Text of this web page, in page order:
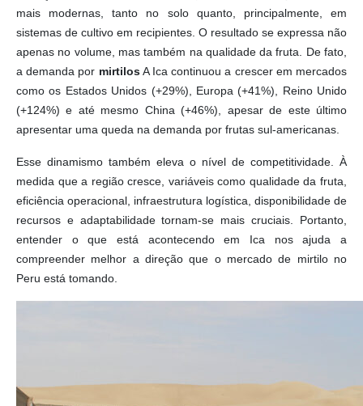
mais modernas, tanto no solo quanto, principalmente, em
sistemas de cultivo em recipientes. O resultado se expressa não
apenas no volume, mas também na qualidade da fruta. De fato,
a demanda por mirtilosA Ica continuou a crescer em mercados
como os Estados Unidos (+29%), Europa (+41%), Reino Unido
(+124%) e até mesmo China (+46%), apesar de este último
apresentar uma queda na demanda por frutas sul-americanas.
Esse dinamismo também eleva o nível de competitividade. À
medida que a região cresce, variáveis ​​como qualidade da fruta,
eficiência operacional, infraestrutura logística, disponibilidade de
recursos e adaptabilidade tornam-se mais cruciais. Portanto,
entender o que está acontecendo em Ica nos ajuda a
compreender melhor a direção que o mercado de mirtilo no
Peru está tomando.